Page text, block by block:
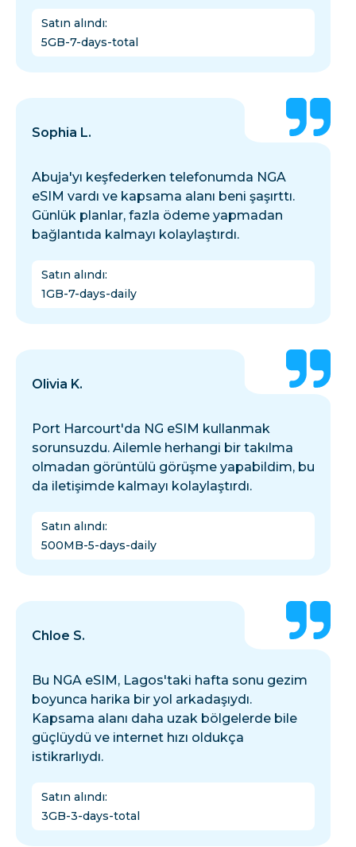
Satın alındı:
5GB-7-days-total
Sophia L.
Abuja'yı keşfederken telefonumda NGA
eSIM vardı ve kapsama alanı beni şaşırttı.
Günlük planlar, fazla ödeme yapmadan
bağlantıda kalmayı kolaylaştırdı.
Satın alındı:
1GB-7-days-daily
Olivia K.
Port Harcourt'da NG eSIM kullanmak
sorunsuzdu. Ailemle herhangi bir takılma
olmadan görüntülü görüşme yapabildim, bu
da iletişimde kalmayı kolaylaştırdı.
Satın alındı:
500MB-5-days-daily
Chloe S.
Bu NGA eSIM, Lagos'taki hafta sonu gezim
boyunca harika bir yol arkadaşıydı.
Kapsama alanı daha uzak bölgelerde bile
güçlüydü ve internet hızı oldukça
istikrarlıydı.
Satın alındı:
3GB-3-days-total